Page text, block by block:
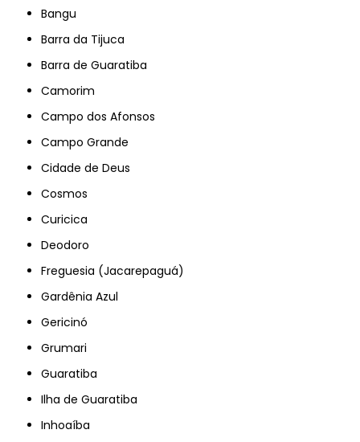
Bangu
Barra da Tijuca
Barra de Guaratiba
Camorim
Campo dos Afonsos
Campo Grande
Cidade de Deus
Cosmos
Curicica
Deodoro
Freguesia (Jacarepaguá)
Gardênia Azul
Gericinó
Grumari
Guaratiba
Ilha de Guaratiba
Inhoaíba